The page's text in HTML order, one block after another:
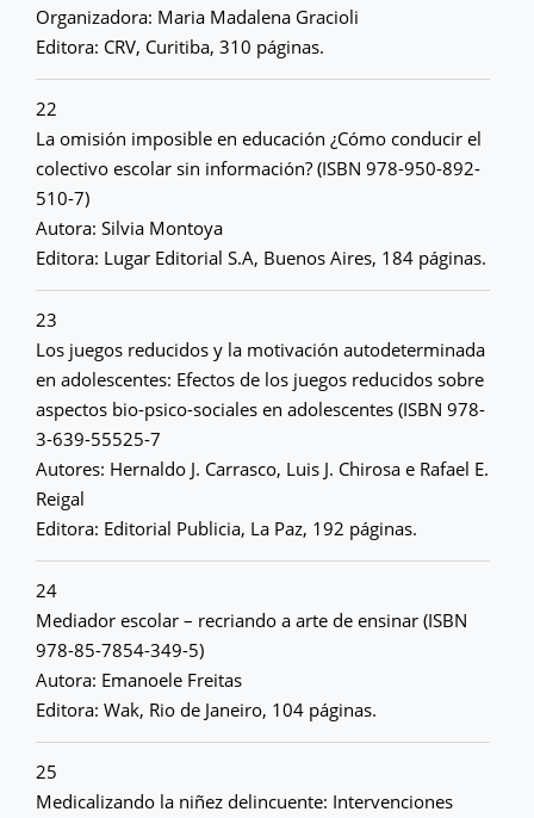
Organizadora: Maria Madalena Gracioli
Editora: CRV, Curitiba, 310 páginas.
22
La omisión imposible en educación ¿Cómo conducir el
colectivo escolar sin información? (ISBN 978-950-892-
510-7)
Autora: Silvia Montoya
Editora: Lugar Editorial S.A, Buenos Aires, 184 páginas.
23
Los juegos reducidos y la motivación autodeterminada
en adolescentes: Efectos de los juegos reducidos sobre
aspectos bio-psico-sociales en adolescentes (ISBN 978-
3-639-55525-7
Autores: Hernaldo J. Carrasco, Luis J. Chirosa e Rafael E.
Reigal
Editora: Editorial Publicia, La Paz, 192 páginas.
24
Mediador escolar – recriando a arte de ensinar (ISBN
978-85-7854-349-5)
Autora: Emanoele Freitas
Editora: Wak, Rio de Janeiro, 104 páginas.
25
Medicalizando la niñez delincuente: Intervenciones